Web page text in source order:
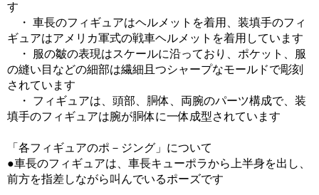
す
・ 車長のフィギュアはヘルメットを着用、装填手のフィ
ギュアはアメリカ軍式の戦車ヘルメットを着用しています
・ 服の皺の表現はスケールに沿っており、ポケット、服
の縫い目などの細部は繊細且つシャープなモールドで彫刻
されています
・ フィギュアは、頭部、胴体、両腕のパーツ構成で、装
填手のフィギュアは腕が胴体に一体成型されています
「各フィギュアのポ－ジング」について
●車長のフィギュアは、車長キューポラから上半身を出し、
前方を指差しながら叫んでいるポーズです